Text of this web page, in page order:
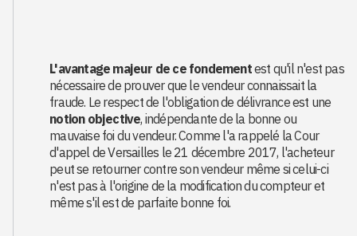
L'avantage majeur de ce fondementest qu'il n'est pas
nécessaire de prouver que le vendeur connaissait la
fraude. Le respect de l'obligation de délivrance est une
notion objective, indépendante de la bonne ou
mauvaise foi du vendeur. Comme l'a rappelé la Cour
d'appel de Versailles le 21 décembre 2017, l'acheteur
peut se retourner contre son vendeur même si celui-ci
n'est pas à l'origine de la modification du compteur et
même s'il est de parfaite bonne foi.